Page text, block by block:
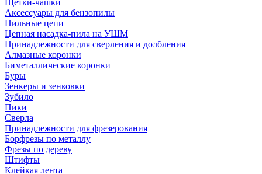
Щетки-чашки
Аксессуары для бензопилы
Пильные цепи
Цепная насадка-пила на УШМ
Принадлежности для сверления и долбления
Алмазные коронки
Биметаллические коронки
Буры
Зенкеры и зенковки
Зубило
Пики
Сверла
Принадлежности для фрезерования
Борфрезы по металлу
Фрезы по дереву
Штифты
Клейкая лента